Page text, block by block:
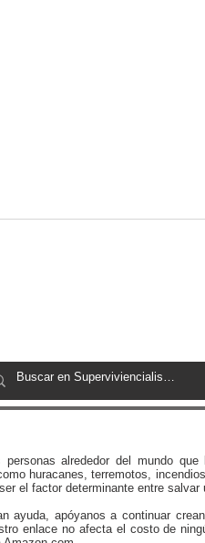
un Búnker Futurista
alrededor del mundo
huracanes, terremotos,
el factor determinante entre
ayuda, apóyanos a continuar
enlace no afecta el costo de